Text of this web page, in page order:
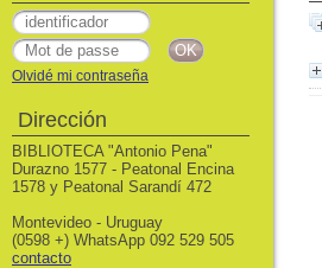
Olvidé mi contraseña
Dirección
BIBLIOTECA "Antonio Pena"
Durazno 1577 - Peatonal Encina
1578 y Peatonal Sarandí 472
Montevideo - Uruguay
(0598 +) WhatsApp 092 529 505
contacto